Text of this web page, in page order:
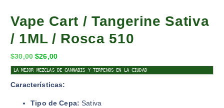
Vape Cart / Tangerine Sativa
/ 1ML / Rosca 510
$30,00 $26,00
LA MEJOR MEZCLAS DE CANNABIS Y TERPENOS EN LA CIUDAD
Características:
Tipo de Cepa: Sativa